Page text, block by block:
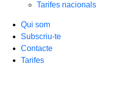
Tarifes nacionals
Qui som
Subscriu-te
Contacte
Tarifes